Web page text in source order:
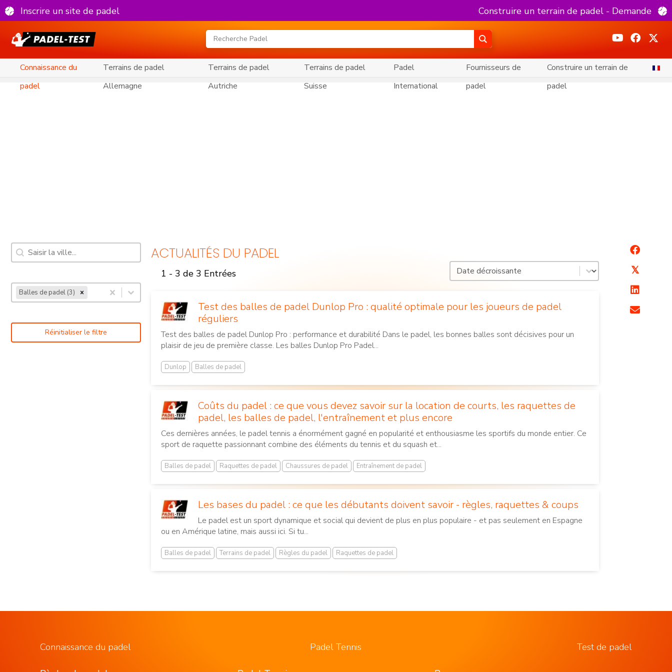
Inscrire un site de padel Construire un terrain de padel - Demande
Connaissance du
padel
Terrains de padel
Allemagne
Terrains de padel
Autriche
Terrains de padel
Suisse
Padel
International
Fournisseurs de
padel
Construire un terrain de
padel
Recherche [7]
Rechercher
Mots-clés | Tournois de padel [14]
Sélectionnez le contenu
Balles de padel (3) Sélectionnez le contenu
Réinitialiser le filtre
ACTUALITÉS DU PADEL
1 - 3 de 3 Entrées Trier par date
Trier le contenu
Test des balles de padel Dunlop Pro : qualité optimale pour les joueurs de padel
réguliers
Test des balles de padel Dunlop Pro : performance et durabilité Dans le padel, les bonnes balles sont décisives pour un
plaisir de jeu de première classe. Les balles Dunlop Pro Padel...
Dunlop Balles de padel
Coûts du padel : ce que vous devez savoir sur la location de courts, les raquettes de
padel, les balles de padel, l'entraînement et plus encore
Ces dernières années, le padel tennis a énormément gagné en popularité et enthousiasme les sportifs du monde entier. Ce
sport de raquette passionnant combine des éléments du tennis et du squash et...
Balles de padel Raquettes de padel Chaussures de padel Entraînement de padel
Les bases du padel : ce que les débutants doivent savoir - règles, raquettes & coups
Le padel est un sport dynamique et social qui devient de plus en plus populaire - et pas seulement en Espagne
ou en Amérique latine, mais aussi ici. Si tu...
Balles de padel Terrains de padel Règles du padel Raquettes de padel
𝕏
Connaissance du padel Padel Tennis Test de padel
Courts de padel en